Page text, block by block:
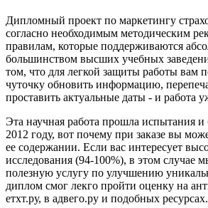
Дипломный проект по маркетингу
согласно необходимым методическим
правилам, которые поддерживаются
большинством высших учебных
том, что для легкой защиты работы вам
чуточку обновить информацию,
проставить актуальные даты - и работа
Эта научная работа прошла испытания
2012 году, вот почему при заказе вы
ее содержании. Если вас интересует
исследования (94-100%), в этом случае
полезную услугу по улучшению
диплом смог лекго пройти оценку на
етхт.ру, в адвего.ру и подобных ресурсах.